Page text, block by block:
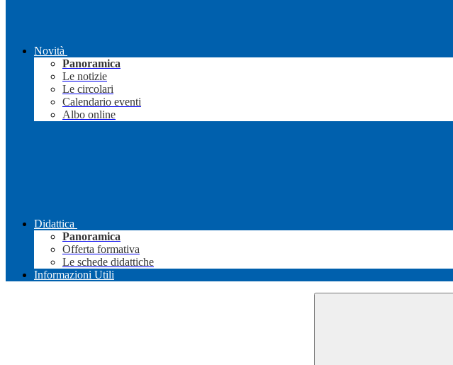
Novità
Panoramica
Le notizie
Le circolari
Calendario eventi
Albo online
Didattica
Panoramica
Offerta formativa
Le schede didattiche
Informazioni Utili